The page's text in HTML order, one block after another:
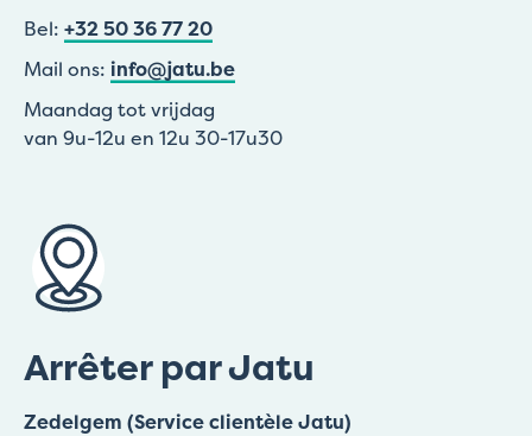
Bel: +32 50 36 77 20
Mail ons: info@jatu.be
Maandag tot vrijdag
van 9u-12u en 12u 30-17u30
Arrêter par Jatu
Zedelgem (Service clientèle Jatu)